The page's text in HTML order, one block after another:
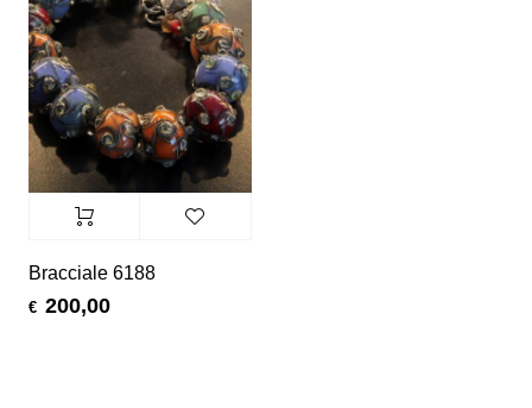
Bracciale 6188
€ 200,00